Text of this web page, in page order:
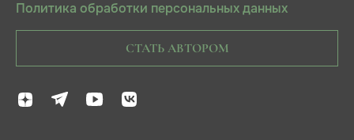
Политика обработки персональных данных
СТАТЬ АВТОРОМ